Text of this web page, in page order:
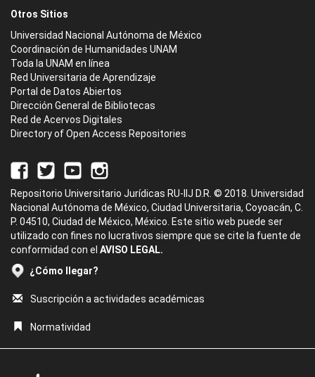
Otros Sitios
Universidad Nacional Autónoma de México
Coordinación de Humanidades UNAM
Toda la UNAM en línea
Red Universitaria de Aprendizaje
Portal de Datos Abiertos
Dirección General de Bibliotecas
Red de Acervos Digitales
Directory of Open Access Repositories
Repositorio Universitario Jurídicas RU-IIJ D.R. © 2018. Universidad
Nacional Autónoma de México, Ciudad Universitaria, Coyoacán, C.
P. 04510, Ciudad de México, México. Este sitio web puede ser
utilizado con fines no lucrativos siempre que se cite la fuente de
conformidad con el AVISO LEGAL.
¿Cómo llegar?
Suscripción a actividades académicas
Normatividad